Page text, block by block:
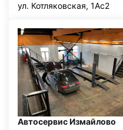
ул. Котляковская, 1Ас2
Автосервис Измайлово